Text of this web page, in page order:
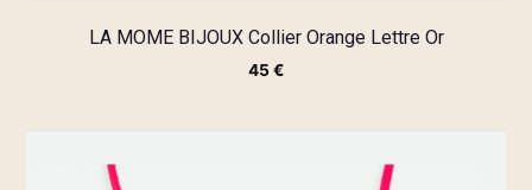
LA MOME BIJOUX Collier Orange Lettre Or
45€